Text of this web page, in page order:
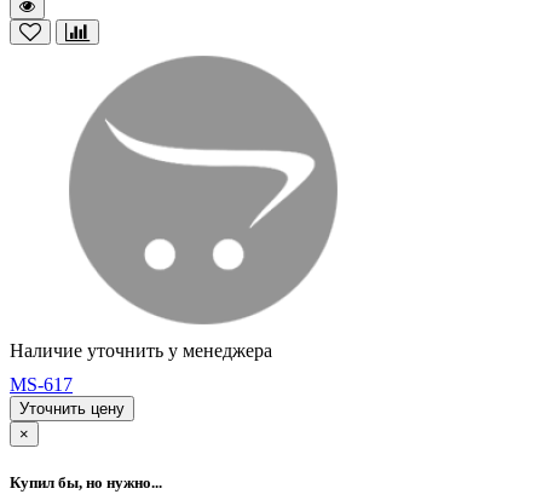
Наличие уточнить у менеджера
MS-617
Уточнить цену
×
Купил бы, но нужно...